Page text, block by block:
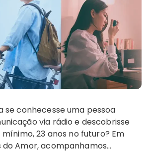
via rádio e descobrisse
23 anos no futuro? Em
do Amor, acompanhamos…